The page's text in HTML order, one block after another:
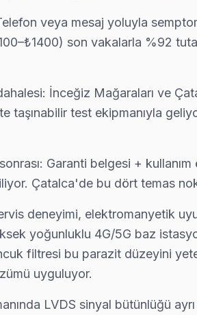
şişmesi en yaygın arızalardan biri.
için kapıya kadar servis. Panel tamiri,
için sık bizi tercih ediyor: şeffaf fiyat,
Axen TV tamir randevusu almak kolay:
veya mesaj yoluyla
son vakalarla %92
İnceğiz Mağaraları ve
taşınabilir test ekipmanıyla
Garanti belgesi + kullanım
Çatalca'de bu dört temas
deneyimi, elektromanyetik
yoğunluklu 4G/5G baz
filtresi bu parazit düzeyini
uyguluyor.
LVDS sinyal bütünlüğü